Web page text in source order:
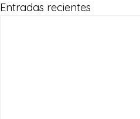
Entradas recientes